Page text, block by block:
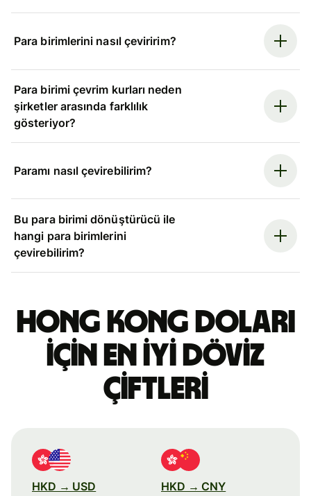
Para birimlerini nasıl çeviririm?
Para birimi çevrim kurları neden
şirketler arasında farklılık
gösteriyor?
Paramı nasıl çevirebilirim?
Bu para birimi dönüştürücü ile
hangi para birimlerini
çevirebilirim?
Hong Kong doları
için en iyi döviz
çiftleri
HKD → USD HKD → CNY